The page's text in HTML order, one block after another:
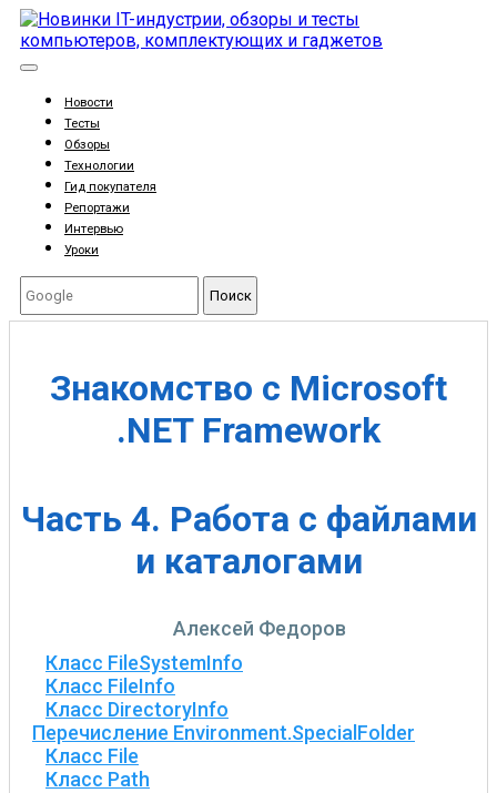
Новости
Тесты
Обзоры
Технологии
Гид покупателя
Репортажи
Интервью
Уроки
Поиск
Знакомство с Microsoft
.NET Framework
Часть 4. Работа с файлами
и каталогами
Алексей Федоров
Класс FileSystemInfo
Класс FileInfo
Класс DirectoryInfo
Перечисление Environment.SpecialFolder
Класс File
Класс Path